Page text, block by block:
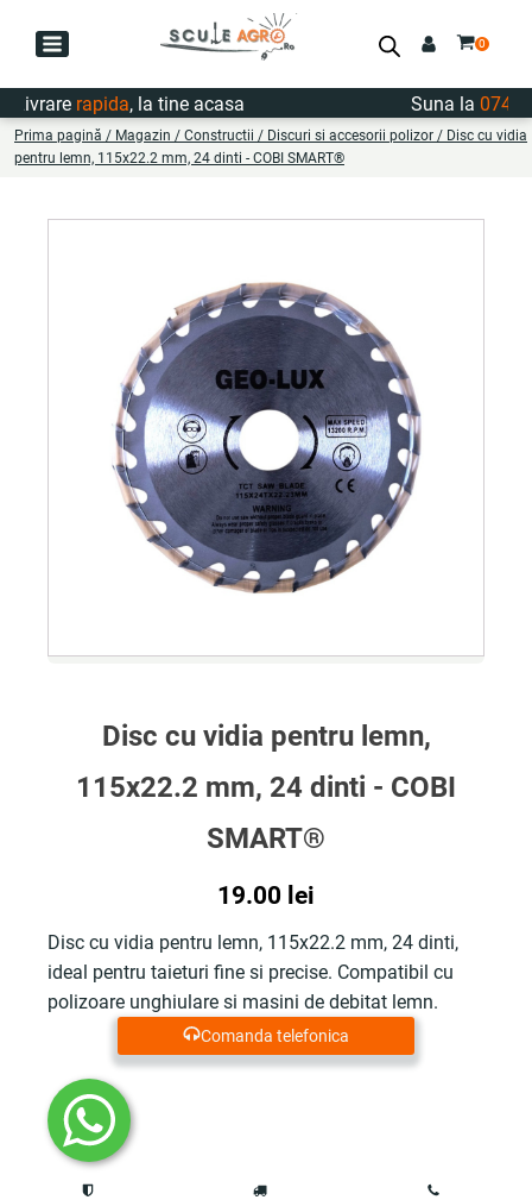
rapida, la tine acasa Suna la
Prima pagină / Magazin / Constructii / Discuri si accesorii polizor / Disc cu vidia
pentru lemn, 115x22.2 mm, 24 dinti - COBI SMART®
Disc cu vidia pentru lemn,
115x22.2 mm, 24 dinti - COBI
SMART®
19.00 lei
Disc cu vidia pentru lemn, 115x22.2 mm, 24 dinti,
ideal pentru taieturi fine si precise. Compatibil cu
polizoare unghiulare si masini de debitat lemn.
Comanda telefonica